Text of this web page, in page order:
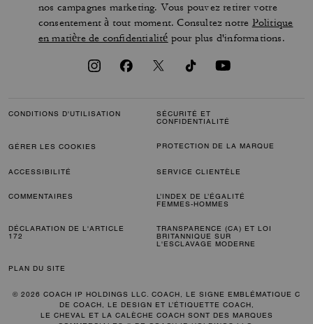
nos campagnes marketing. Vous pouvez retirer votre
consentement à tout moment. Consultez notre Politique
en matière de confidentialité pour plus d'informations.
CONDITIONS D'UTILISATION
SÉCURITÉ ET
CONFIDENTIALITÉ
GÉRER LES COOKIES PROTECTION DE LA MARQUE
ACCESSIBILITÉ SERVICE CLIENTÈLE
COMMENTAIRES
L’INDEX DE L’ÉGALITÉ
FEMMES-HOMMES
DÉCLARATION DE L'ARTICLE
172
TRANSPARENCE (CA) ET LOI
BRITANNIQUE SUR
L'ESCLAVAGE MODERNE
PLAN DU SITE
© 2026 COACH IP HOLDINGS LLC. COACH, LE SIGNE EMBLÉMATIQUE C
DE COACH, LE DESIGN ET L’ÉTIQUETTE COACH,
LE CHEVAL ET LA CALÈCHE COACH SONT DES MARQUES